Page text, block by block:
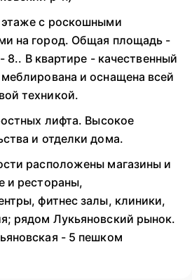
с роскошными
на город. Общая площадь -
8.. В квартире - качественный
и оснащена всей
техникой.
лифта. Высокое
и отделки дома.
расположены магазины и
и рестораны,
фитнес залы, клиники,
рядом Лукьяновский рынок.
- 5 пешком